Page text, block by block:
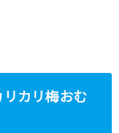
カリ梅おむ